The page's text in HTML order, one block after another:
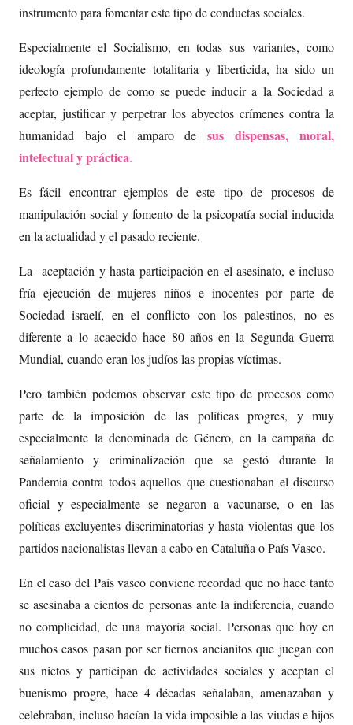
instrumento para fomentar este tipo de conductas sociales.
Especialmente el Socialismo, en todas sus variantes, como
ideología profundamente totalitaria y liberticida, ha sido un
perfecto ejemplo de como se puede inducir a la Sociedad a
aceptar, justificar y perpetrar los abyectos crímenes contra la
humanidad bajo el amparo desus dispensas, moral,
intelectual y práctica.
Es fácil encontrar ejemplos de este tipo de procesos de
manipulación social y fomento de la psicopatía social inducida
en la actualidad y el pasado reciente.
La aceptación y hasta participación en el asesinato, e incluso
fría ejecución de mujeres niños e inocentes por parte de
Sociedad israelí, en el conflicto con los palestinos, no es
diferente a lo acaecido hace 80 años en la Segunda Guerra
Mundial, cuando eran los judíos las propias víctimas.
Pero también podemos observar este tipo de procesos como
parte de la imposición de las políticas progres, y muy
especialmente la denominada de Género, en la campaña de
señalamiento y criminalización que se gestó durante la
Pandemia contra todos aquellos que cuestionaban el discurso
oficial y especialmente se negaron a vacunarse, o en las
políticas excluyentes discriminatorias y hasta violentas que los
partidos nacionalistas llevan a cabo en Cataluña o País Vasco.
En el caso del País vasco conviene recordad que no hace tanto
se asesinaba a cientos de personas ante la indiferencia, cuando
no complicidad, de una mayoría social. Personas que hoy en
muchos casos pasan por ser tiernos ancianitos que juegan con
sus nietos y participan de actividades sociales y aceptan el
buenismo progre, hace 4 décadas señalaban, amenazaban y
celebraban, incluso hacían la vida imposible a las viudas e hijos